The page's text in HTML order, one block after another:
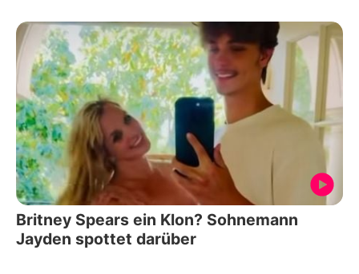
Britney Spears ein Klon? Sohnemann
Jayden spottet darüber